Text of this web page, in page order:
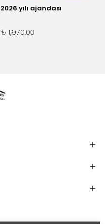
2026 yılı ajandası
₺ 1,970.00